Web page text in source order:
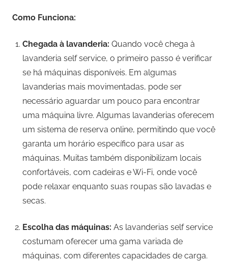
Como Funciona:
Chegada à lavanderia: Quando você chega à
lavanderia self service, o primeiro passo é verificar
se há máquinas disponíveis. Em algumas
lavanderias mais movimentadas, pode ser
necessário aguardar um pouco para encontrar
uma máquina livre. Algumas lavanderias oferecem
um sistema de reserva online, permitindo que você
garanta um horário específico para usar as
máquinas. Muitas também disponibilizam locais
confortáveis, com cadeiras e Wi-Fi, onde você
pode relaxar enquanto suas roupas são lavadas e
secas.
Escolha das máquinas: As lavanderias self service
costumam oferecer uma gama variada de
máquinas, com diferentes capacidades de carga.